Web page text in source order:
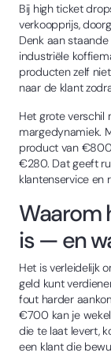
Bij high ticket
verkoopprijs,
Denk aan
industriële
producten zelf
naar de klant
Het grote verschil
margedynamiek.
product van
€280. Dat geeft
klantenservice en
Waarom
is — en
Het is verleidelijk
geld kunt
fout harder
€700 kan je
die te laat levert,
een klant die